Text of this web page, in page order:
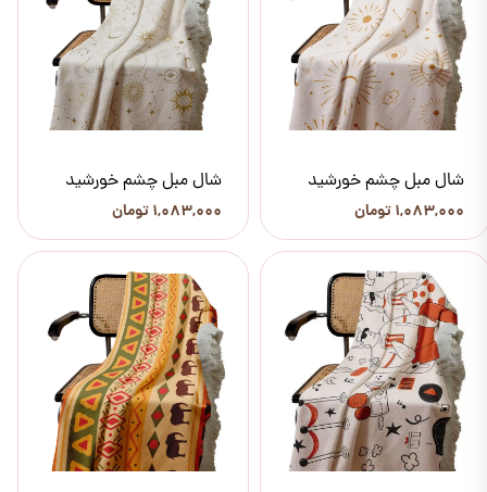
شال مبل چشم خورشید
۱,۰۸۳,۰۰۰ تومان
شال مبل چشم خورشید
۱,۰۸۳,۰۰۰ تومان